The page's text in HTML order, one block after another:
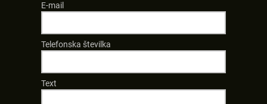
E-mail
Telefonska številka
Text